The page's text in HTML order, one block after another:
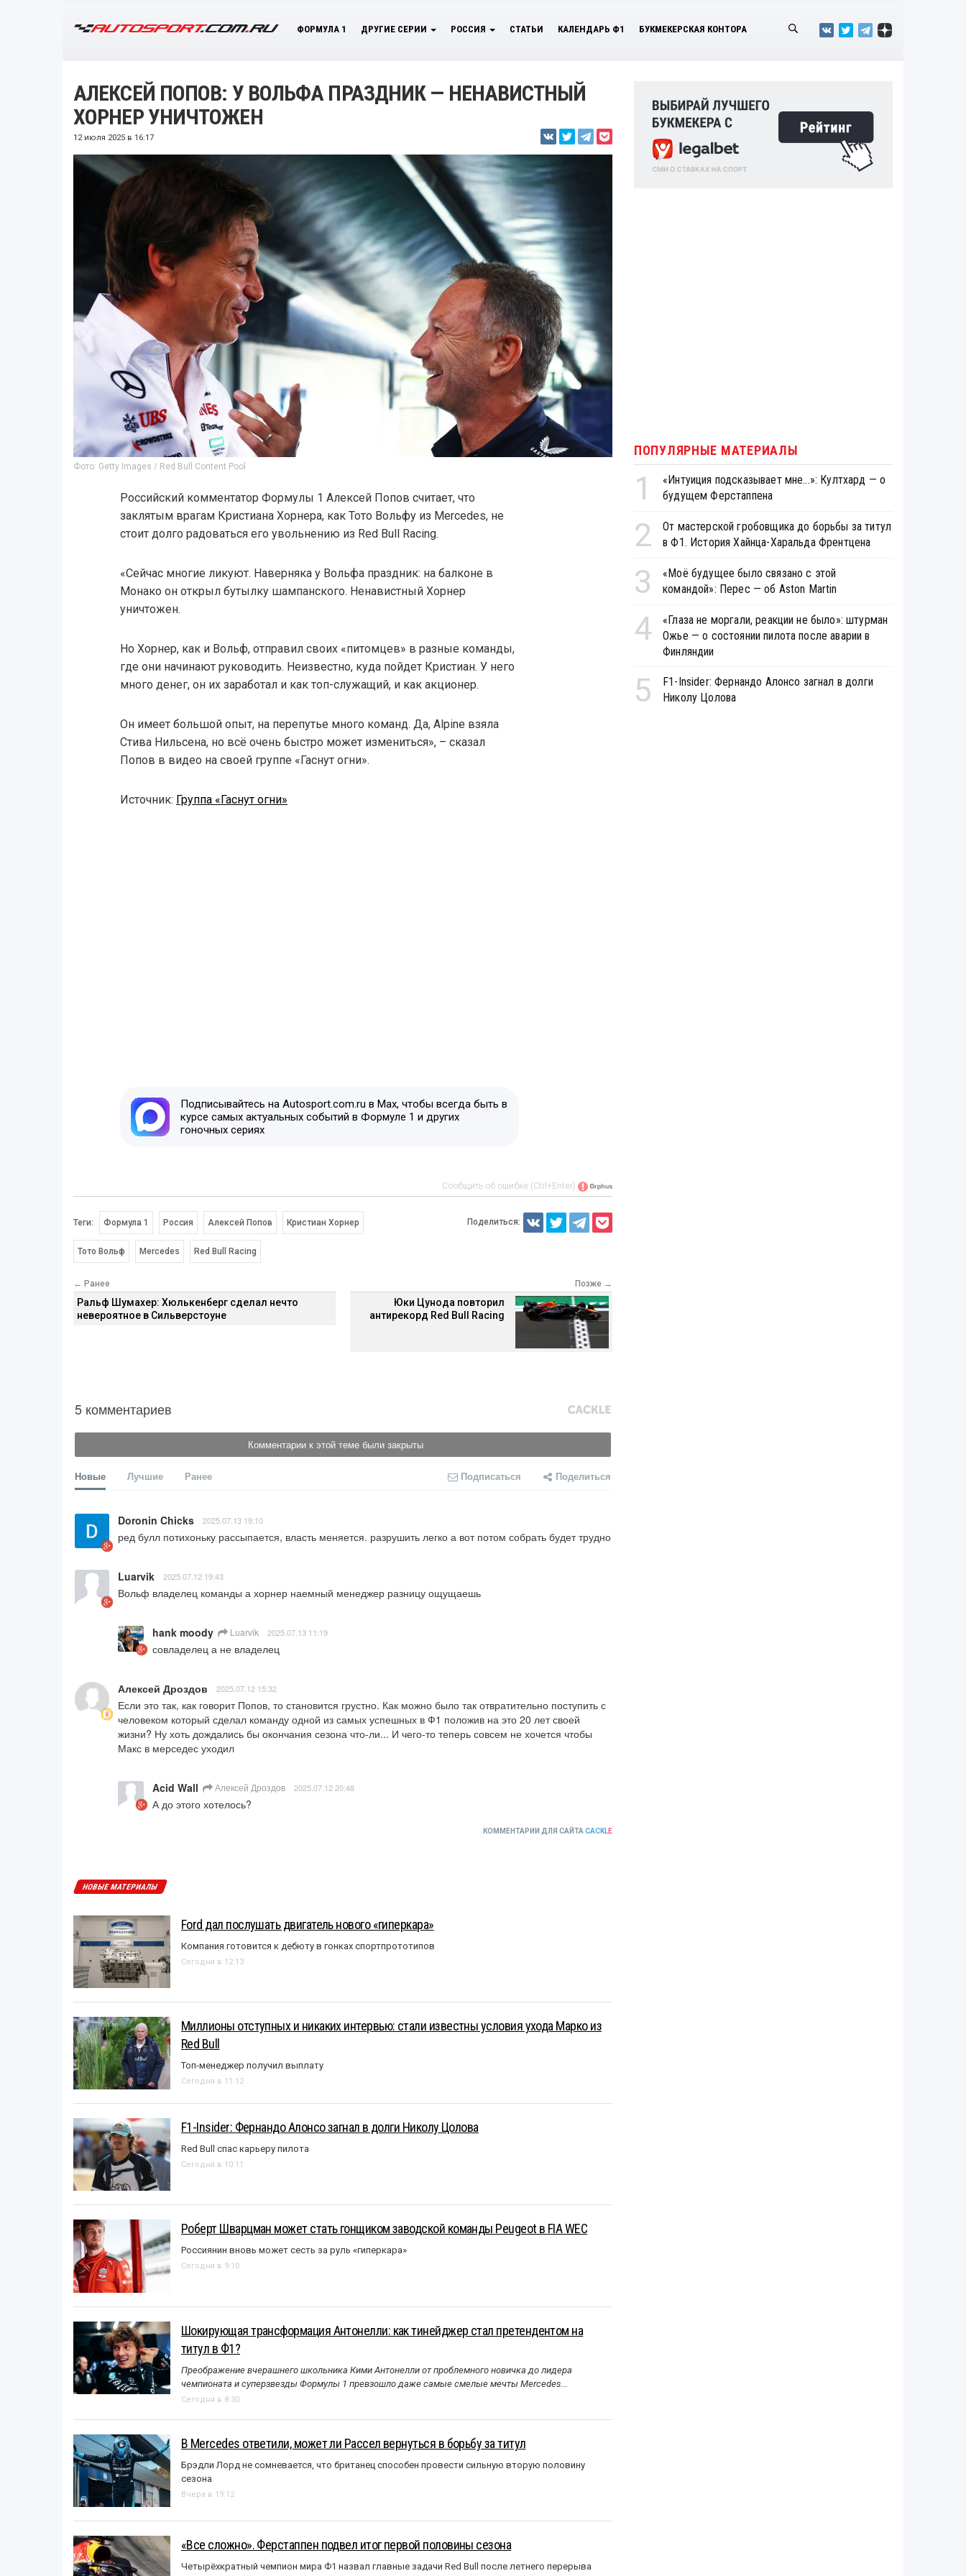
ФОРМУЛА 1 ДРУГИЕ СЕРИИ РОССИЯ СТАТЬИ КАЛЕНДАРЬ Ф1 БУКМЕКЕРСКАЯ КОНТОРА
АЛЕКСЕЙ ПОПОВ: У ВОЛЬФА ПРАЗДНИК — НЕНАВИСТНЫЙ
ХОРНЕР УНИЧТОЖЕН
12 июля 2025 в 16:17
Фото: Getty Images / Red Bull Content Pool
Российский комментатор Формулы 1 Алексей Попов считает, что
заклятым врагам Кристиана Хорнера, как Тото Вольфу из Mercedes, не
стоит долго радоваться его увольнению из Red Bull Racing.
«Сейчас многие ликуют. Наверняка у Вольфа праздник: на балконе в
Монако он открыл бутылку шампанского. Ненавистный Хорнер
уничтожен.
Но Хорнер, как и Вольф, отправил своих «питомцев» в разные команды,
где они начинают руководить. Неизвестно, куда пойдет Кристиан. У него
много денег, он их заработал и как топ-служащий, и как акционер.
Он имеет большой опыт, на перепутье много команд. Да, Alpine взяла
Стива Нильсена, но всё очень быстро может измениться», – сказал
Попов в видео на своей группе «Гаснут огни».
Источник: Группа «Гаснут огни»
Подписывайтесь на Autosport.com.ru в Max, чтобы всегда быть в
курсе самых актуальных событий в Формуле 1 и других
гоночных сериях
Сообщить об ошибке (Ctrl+Enter)
Теги: Формула 1 Россия Алексей Попов Кристиан Хорнер
Тото Вольф Mercedes Red Bull Racing
Поделиться:
← Ранее
Ральф Шумахер: Хюлькенберг сделал нечто
невероятное в Сильверстоуне
Позже →
Юки Цунода повторил
антирекорд Red Bull Racing
5 комментариев
Комментарии к этой теме были закрыты
Новые Лучшие Ранее Подписаться Поделиться
Doronin Chicks 2025.07.13 19:10
ред булл потихоньку рассыпается, власть меняется. разрушить легко а вот потом собрать будет трудно
Luarvik 2025.07.12 19:43
Вольф владелец команды а хорнер наемный менеджер разницу ощущаешь
hank moody Luarvik 2025.07.13 11:19
совладелец а не владелец
Алексей Дроздов 2025.07.12 15:32
Если это так, как говорит Попов, то становится грустно. Как можно было так отвратительно поступить с
человеком который сделал команду одной из самых успешных в Ф1 положив на это 20 лет своей
жизни? Ну хоть дождались бы окончания сезона что-ли... И чего-то теперь совсем не хочется чтобы
Макс в мерседес уходил
Acid Wall Алексей Дроздов 2025.07.12 20:48
А до этого хотелось?
КОММЕНТАРИИ ДЛЯ САЙТА CACKLE
НОВЫЕ МАТЕРИАЛЫ
Ford дал послушать двигатель нового «гиперкара»
Компания готовится к дебюту в гонках спортпрототипов
Сегодня в 12:13
Миллионы отступных и никаких интервью: стали известны условия ухода Марко из
Red Bull
Топ-менеджер получил выплату
Сегодня в 11:12
F1-Insider: Фернандо Алонсо загнал в долги Николу Цолова
Red Bull спас карьеру пилота
Сегодня в 10:11
Роберт Шварцман может стать гонщиком заводской команды Peugeot в FIA WEC
Россиянин вновь может сесть за руль «гиперкара»
Сегодня в 9:10
Шокирующая трансформация Антонелли: как тинейджер стал претендентом на
титул в Ф1?
Преображение вчерашнего школьника Кими Антонелли от проблемного новичка до лидера
чемпионата и суперзвезды Формулы 1 превзошло даже самые смелые мечты Mercedes...
Сегодня в 8:30
В Mercedes ответили, может ли Рассел вернуться в борьбу за титул
Брэдли Лорд не сомневается, что британец способен провести сильную вторую половину
сезона
Вчера в 19:12
«Все сложно». Ферстаппен подвел итог первой половины сезона
Четырёхкратный чемпион мира Ф1 назвал главные задачи Red Bull после летнего перерыва
ПОПУЛЯРНЫЕ МАТЕРИАЛЫ
1
«Интуиция подсказывает мне...»: Култхард — о
будущем Ферстаппена
2
От мастерской гробовщика до борьбы за титул
в Ф1. История Хайнца-Харальда Френтцена
3
«Моё будущее было связано с этой
командой»: Перес — об Aston Martin
4
«Глаза не моргали, реакции не было»: штурман
Ожье — о состоянии пилота после аварии в
Финляндии
5
F1-Insider: Фернандо Алонсо загнал в долги
Николу Цолова